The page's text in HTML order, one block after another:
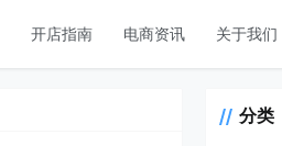
开店指南 电商资讯 关于我们
分类